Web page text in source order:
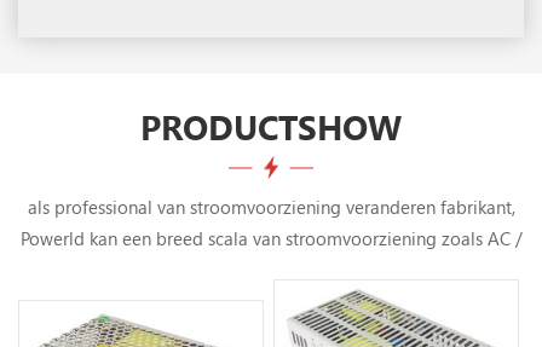
PRODUCTSHOW
als professional van stroomvoorziening veranderen fabrikant,
Powerld kan een breed scala van stroomvoorziening zoals AC /
rail voeding , DC / DC omzetter … Met onze meer dan 29 jaar
ervaring in van stroomvoorziening veranderenkunnen wij onze